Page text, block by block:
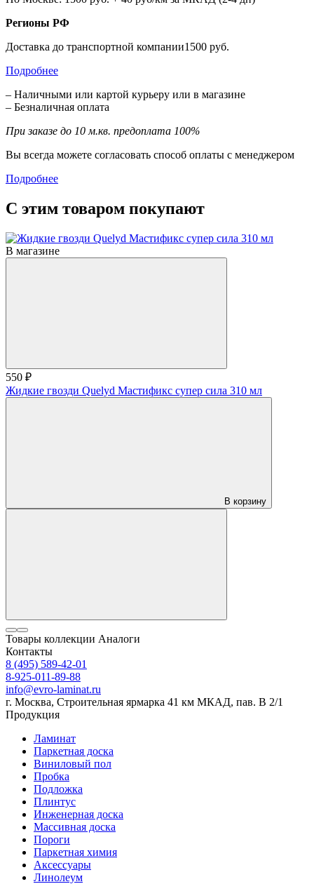
Регионы РФ
Доставка до транспортной компании1500 руб.
Подробнее
– Наличными или картой курьеру или в магазине
– Безналичная оплата
При заказе до 10 м.кв. предоплата 100%
Вы всегда можете согласовать способ оплаты с менеджером
Подробнее
С этим товаром покупают
В магазине
550 ₽
Жидкие гвозди Quelyd Мастификс супер сила 310 мл
В корзину
Товары коллекции Аналоги
Контакты
8 (495) 589-42-01
8-925-011-89-88
info@evro-laminat.ru
г. Москва, Строительная ярмарка 41 км МКАД, пав. В 2/1
Продукция
Ламинат
Паркетная доска
Виниловый пол
Пробка
Подложка
Плинтус
Инженерная доска
Массивная доска
Пороги
Паркетная химия
Аксессуары
Линолеум